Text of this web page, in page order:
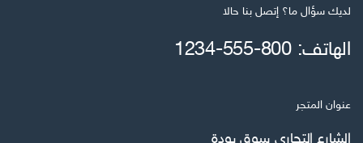
ا
ت
لديك سؤال ما؟ إتصل بنا حالا
الهاتف: 800-555-1234
عنوان المتجر
الشارع التجاري سوق بودة